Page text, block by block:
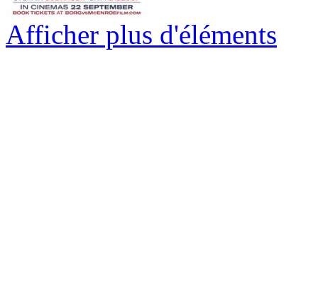
Afficher plus d'éléments